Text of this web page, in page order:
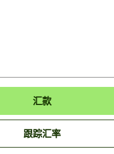
汇款
跟踪汇率